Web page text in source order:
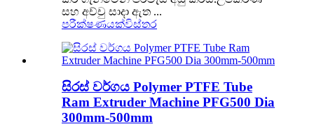
සහ අච්චු සාදා ඇත ...
පරීක්ෂණයක්විස්තර
සිරස් වර්ගය Polymer PTFE Tube
Ram Extruder Machine PFG500 Dia
300mm-500mm